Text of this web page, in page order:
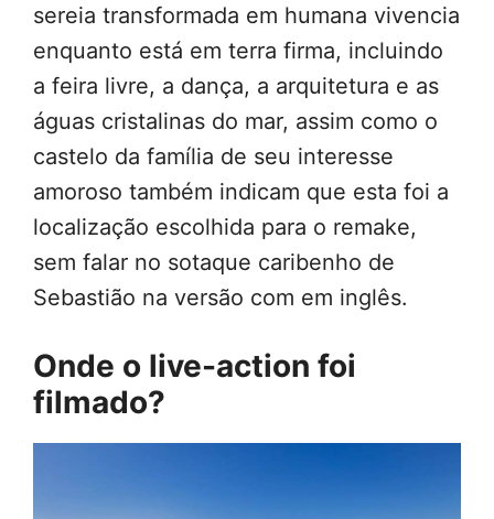
sereia transformada em humana vivencia
enquanto está em terra firma, incluindo
a feira livre, a dança, a arquitetura e as
águas cristalinas do mar, assim como o
castelo da família de seu interesse
amoroso também indicam que esta foi a
localização escolhida para o remake,
sem falar no sotaque caribenho de
Sebastião na versão com em inglês.
Onde o live-action foi
filmado?